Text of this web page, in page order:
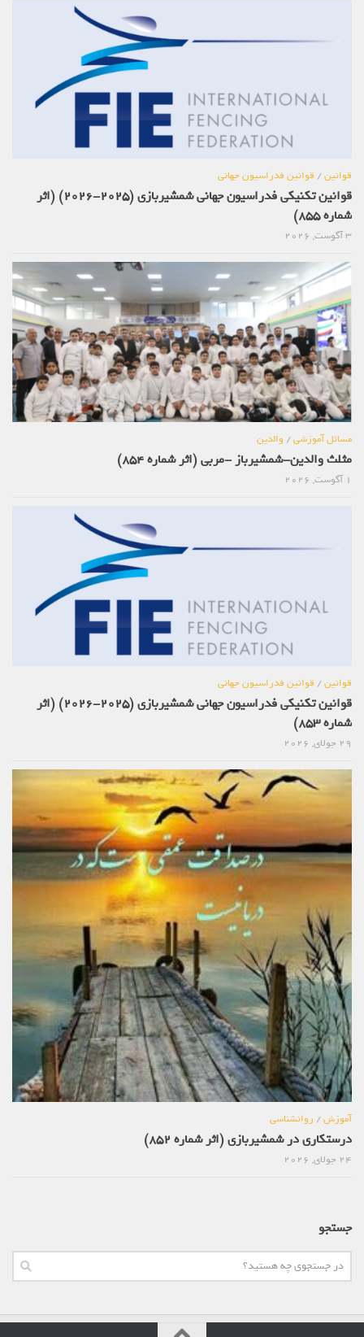
قوانین/قوانین فدراسیون جهانی
قوانین تکنیکی فدراسیون جهانی شمشیربازی (2025-2026) (اثر
شماره 855)
مسائل آموزشی/والدین
مثلث والدین-شمشیرباز -مربی (اثر شماره 854)
قوانین/قوانین فدراسیون جهانی
قوانین تکنیکی فدراسیون جهانی شمشیربازی (2025-2026) (اثر
شماره 853)
آموزش/روانشناسی
درستکاری در شمشیربازی (اثر شماره 852)
جستجو